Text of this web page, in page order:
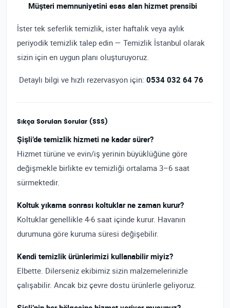
Müşteri memnuniyetini esas alan hizmet prensibi
İster tek seferlik temizlik, ister haftalık veya aylık
periyodik temizlik talep edin — Temizlik İstanbul olarak
sizin için en uygun planı oluşturuyoruz.
Detaylı bilgi ve hızlı rezervasyon için: 0534 032 64 76
Sıkça Sorulan Sorular (SSS)
Şişli’de temizlik hizmeti ne kadar sürer?
Hizmet türüne ve evin/iş yerinin büyüklüğüne göre
değişmekle birlikte ev temizliği ortalama 3–6 saat
sürmektedir.
Koltuk yıkama sonrası koltuklar ne zaman kurur?
Koltuklar genellikle 4-6 saat içinde kurur. Havanın
durumuna göre kuruma süresi değişebilir.
Kendi temizlik ürünlerimizi kullanabilir miyiz?
Elbette. Dilerseniz ekibimiz sizin malzemelerinizle
çalışabilir. Ancak biz çevre dostu ürünlerle geliyoruz.